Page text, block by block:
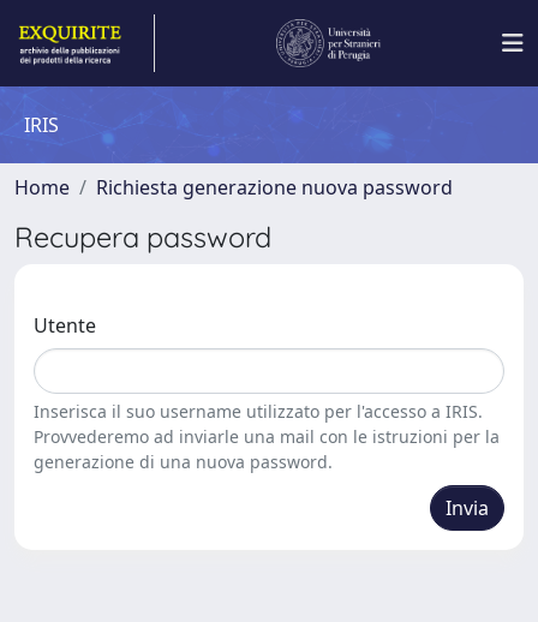
IRIS
Home Richiesta generazione nuova password
Recupera password
Utente
Inserisca il suo username utilizzato per l'accesso a IRIS.
Provvederemo ad inviarle una mail con le istruzioni per la
generazione di una nuova password.